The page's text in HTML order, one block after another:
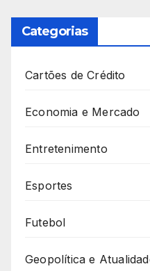
Categorias
Cartões de Crédito
Economia e Mercado
Entretenimento
Esportes
Futebol
Geopolítica e